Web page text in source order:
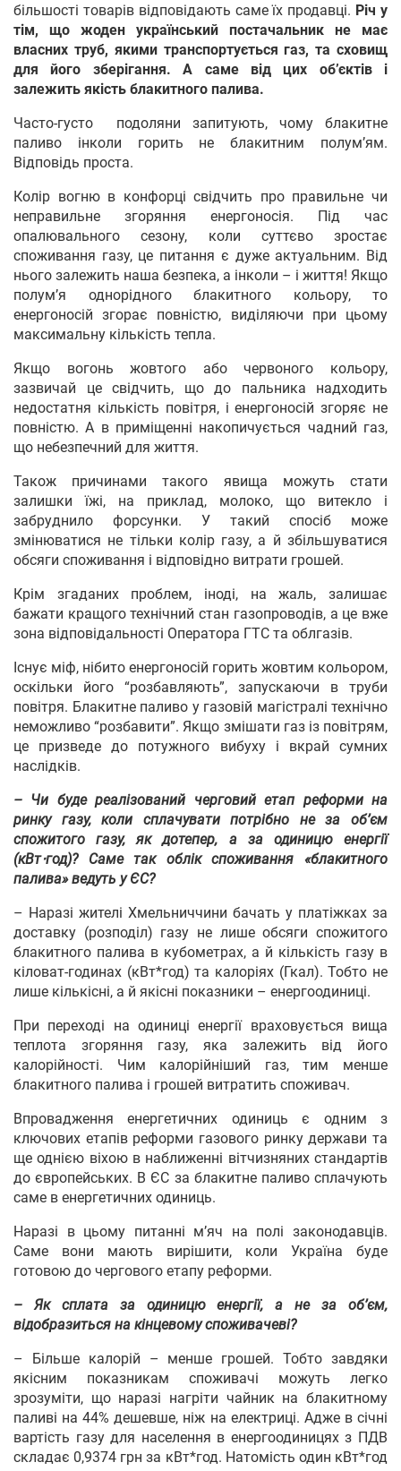
більшості товарів відповідають саме їх продавці. Річ у
тім, що жоден український постачальник не має
власних труб, якими транспортується газ, та сховищ
для його зберігання. А саме від цих об’єктів і
залежить якість блакитного палива.
Часто-густо подоляни запитують, чому блакитне
паливо інколи горить не блакитним полум’ям.
Відповідь проста.
Колір вогню в конфорці свідчить про правильне чи
неправильне згоряння енергоносія. Під час
опалювального сезону, коли суттєво зростає
споживання газу, це питання є дуже актуальним. Від
нього залежить наша безпека, а інколи – і життя! Якщо
полум’я однорідного блакитного кольору, то
енергоносій згорає повністю, виділяючи при цьому
максимальну кількість тепла.⠀
Якщо вогонь жовтого або червоного кольору,
зазвичай це свідчить, що до пальника надходить
недостатня кількість повітря, і енергоносій згоряє не
повністю. А в приміщенні накопичується чадний газ,
що небезпечний для життя.
Також причинами такого явища можуть стати
залишки їжі, на приклад, молоко, що витекло і
забруднило форсунки. У такий спосіб може
змінюватися не тільки колір газу, а й збільшуватися
обсяги споживання і відповідно витрати грошей.
Крім згаданих проблем, іноді, на жаль, залишає
бажати кращого технічний стан газопроводів, а це вже
зона відповідальності Оператора ГТС та облгазів.
Існує міф, нібито енергоносій горить жовтим кольором,
оскільки його “розбавляють”, запускаючи в труби
повітря. Блакитне паливо у газовій магістралі технічно
неможливо “розбавити”. Якщо змішати газ із повітрям,
це призведе до потужного вибуху і вкрай сумних
наслідків.
– Чи буде реалізований черговий етап реформи на
ринку газу, коли сплачувати потрібно не за об’єм
спожитого газу, як дотепер, а за одиницю енергії
(кВт⋅год)? Саме так облік споживання «блакитного
палива» ведуть у ЄС?
– Наразі жителі Хмельниччини бачать у платіжках за
доставку (розподіл) газу не лише обсяги спожитого
блакитного палива в кубометрах, а й кількість газу в
кіловат-годинах (кВт*год) та калоріях (Гкал). Тобто не
лише кількісні, а й якісні показники – енергоодиниці.
При переході на одиниці енергії враховується вища
теплота згоряння газу, яка залежить від його
калорійності. Чим калорійніший газ, тим менше
блакитного палива і грошей витратить споживач.
Впровадження енергетичних одиниць є одним з
ключових етапів реформи газового ринку держави та
ще однією віхою в наближенні вітчизняних стандартів
до європейських. В ЄС за блакитне паливо сплачують
саме в енергетичних одиниць.
Наразі в цьому питанні м’яч на полі законодавців.
Саме вони мають вирішити, коли Україна буде
готовою до чергового етапу реформи.
– Як сплата за одиницю енергії, а не за об’єм,
відобразиться на кінцевому споживачеві?
– Більше калорій – менше грошей. Тобто завдяки
якісним показникам споживачі можуть легко
зрозуміти, що наразі нагріти чайник на блакитному
паливі на 44% дешевше, ніж на електриці. Адже в січні
вартість газу для населення в енергоодиницях з ПДВ
складає 0,9374 грн за кВт*год. Натомість один кВт*год